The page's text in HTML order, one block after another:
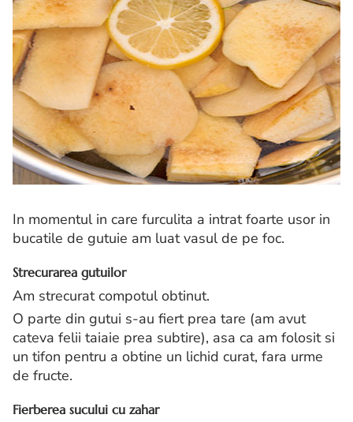
In momentul in care furculita a intrat foarte usor in
bucatile de gutuie am luat vasul de pe foc.
Strecurarea gutuilor
Am strecurat compotul obtinut.
O parte din gutui s-au fiert prea tare (am avut
cateva felii taiaie prea subtire), asa ca am folosit si
un tifon pentru a obtine un lichid curat, fara urme
de fructe.
Fierberea sucului cu zahar